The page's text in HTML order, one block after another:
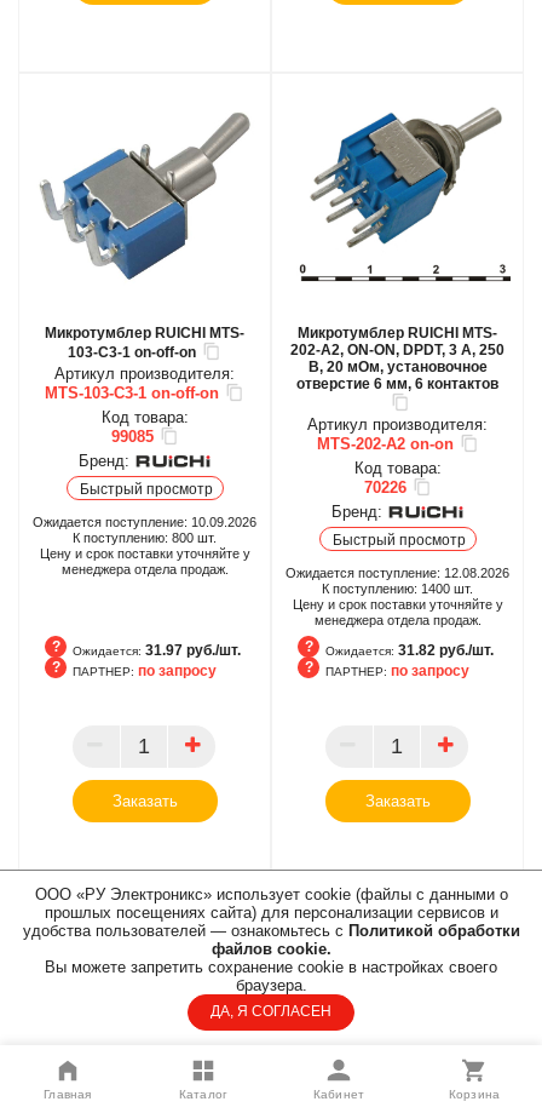
Микротумблер RUICHI MTS-
103-C3-1 on-off-on
Артикул производителя:
MTS-103-C3-1 on-off-on
Код товара:
99085
Бренд:
Быстрый просмотр
Ожидается поступление: 10.09.2026
К поступлению: 800 шт.
Цену и срок поставки уточняйте у
менеджера отдела продаж.
Ожидается: 31.97 руб./шт.
ПАРТНЕР: по запросу
Заказать
Микротумблер RUICHI MTS-
202-A2, ON-ON, DPDT, 3 А, 250
В, 20 мОм, установочное
отверстие 6 мм, 6 контактов
Артикул производителя:
MTS-202-A2 on-on
Код товара:
70226
Бренд:
Быстрый просмотр
Ожидается поступление: 12.08.2026
К поступлению: 1400 шт.
Цену и срок поставки уточняйте у
менеджера отдела продаж.
Ожидается: 31.82 руб./шт.
ПАРТНЕР: по запросу
Заказать
ООО «РУ Электроникс» использует cookie (файлы с данными о
прошлых посещениях сайта) для персонализации сервисов и
удобства пользователей — ознакомьтесь с Политикой обработки
файлов cookie.
Вы можете запретить сохранение cookie в настройках своего
браузера.
ДА, Я СОГЛАСЕН
Главная Каталог Кабинет Корзина